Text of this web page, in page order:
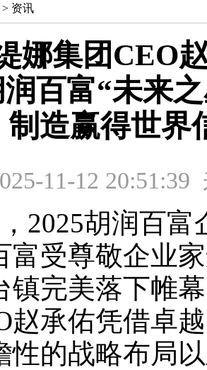
> 资讯
娜集团CEO
润百富“未来
制造赢得世界
11-12
2025胡润百富
富受尊敬企业
镇完美落下帷
赵承佑凭借卓
性的战略布局